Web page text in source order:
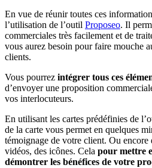
En vue de réunir toutes ces
l’utilisation de l’outil Proposeo. Il
commerciales très facilement et de
vous aurez besoin pour faire mouche
clients.
Vous pourrez intégrer tous ces
d’envoyer une proposition
vos interlocuteurs.
En utilisant les cartes prédéfinies de
de la carte vous permet en quelques
témoignage de votre client. Ou encore
vidéos, des icônes. Cela pour mettre
démontrer les bénéfices de votre